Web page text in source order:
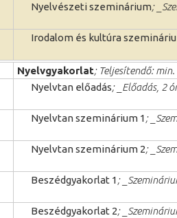
Nyelvészeti szeminárium;
Irodalom és kultúra
Nyelvgyakorlat; Teljesítendő:
Nyelvtan előadás; _Előadás, 2
Nyelvtan szeminárium 1;
Nyelvtan szeminárium 2;
Beszédgyakorlat 1;
Beszédgyakorlat 2;